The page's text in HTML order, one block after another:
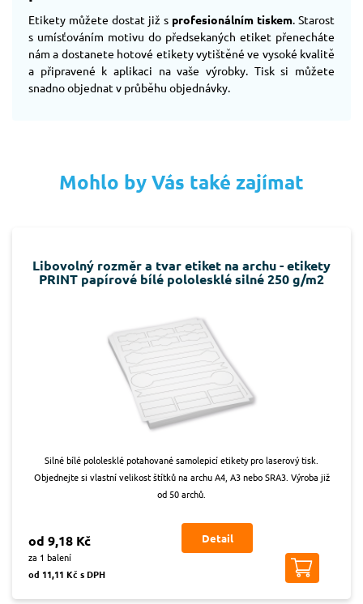
Etikety můžete dostat již s profesionálním tiskem. Starost
s umísťováním motivu do předsekaných etiket přenecháte
nám a dostanete hotové etikety vytištěné ve vysoké kvalitě
a připravené k aplikaci na vaše výrobky. Tisk si můžete
snadno objednat v průběhu objednávky.
Mohlo by Vás také zajímat
Libovolný rozměr a tvar etiket na archu - etikety
PRINT papírové bílé pololesklé silné 250 g/m2
Silné bílé pololesklé potahované samolepicí etikety pro laserový tisk.
Objednejte si vlastní velikost štítků na archu A4, A3 nebo SRA3. Výroba již
od 50 archů.
od 9,18 Kč
za 1 balení
od 11,11 Kč s DPH
Detail